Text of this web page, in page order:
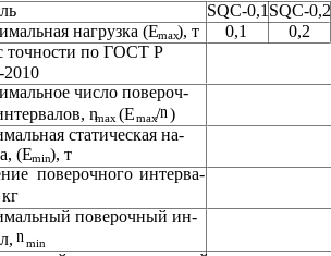
SQC-0,1SQC-0,2
нагрузка (Emax), т      0,1 0,2
точности по ГОСТ Р
2010
число повероч-
nmax (Еmax/n)
статическая на-
(Еmin), т
поверочного интерва-
поверочный ин-
n min